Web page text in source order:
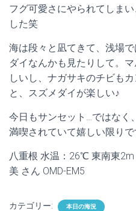
フグ可愛さにやられてしま
した笑
海は段々と凪てきて、浅場
ダイなんかも見たりして。
しいし、ナガサキのチビも
と、スズメダイが楽しい♪
今日もサンセット…ではなく
満喫されていて嬉しい限りで
八重根 水温：26℃ 東南東
美 さん OMD-EM5
カテゴリー: 本日の海況